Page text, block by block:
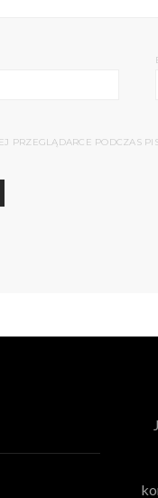
PRZEGLĄDARCE PODCZAS